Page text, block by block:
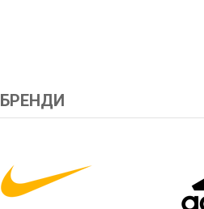
БРЕНДИ